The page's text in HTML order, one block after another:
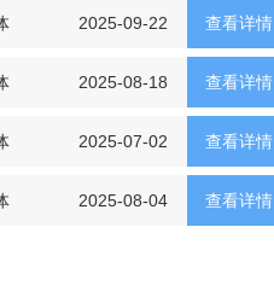
查看详情
2025-09-22
查看详情
2025-08-18
查看详情
2025-07-02
查看详情
2025-08-04